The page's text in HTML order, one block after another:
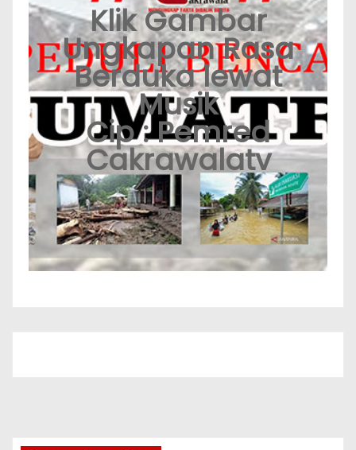
Klik Gambar
Ungkapan Rasa
Berduka lewat
Musik
Cip : Pemred
Cakrawalatv